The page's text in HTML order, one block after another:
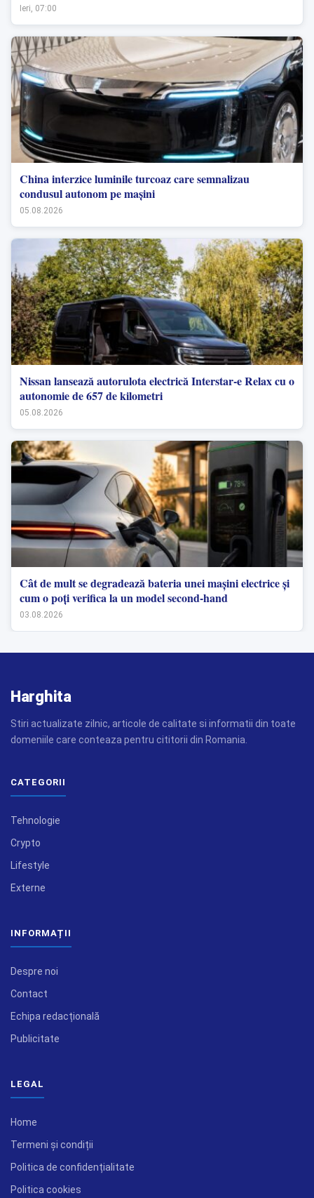
Ieri, 07:00
China interzice luminile turcoaz care semnalizau
condusul autonom pe mașini
05.08.2026
Nissan lansează autorulota electrică Interstar-e Relax cu o
autonomie de 657 de kilometri
05.08.2026
Cât de mult se degradează bateria unei mașini electrice și
cum o poți verifica la un model second-hand
03.08.2026
Harghita
Stiri actualizate zilnic, articole de calitate si informatii din toate
domeniile care conteaza pentru cititorii din Romania.
CATEGORII
Tehnologie
Crypto
Lifestyle
Externe
INFORMAȚII
Despre noi
Contact
Echipa redacțională
Publicitate
LEGAL
Home
Termeni și condiții
Politica de confidențialitate
Politica cookies